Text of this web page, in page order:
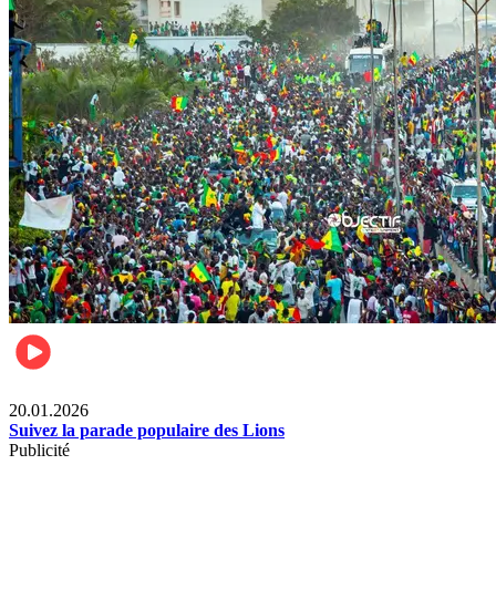
20.01.2026
Suivez la parade populaire des Lions
Publicité